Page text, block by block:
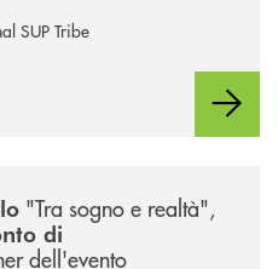
SUP Tribe
"Tra sogno e realtà",
di
dell'evento